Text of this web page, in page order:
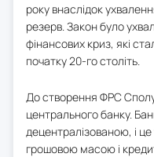
року внаслідок
резерв. Закон було
фінансових криз, які
початку 20-го століть.
До створення ФРС
центрального банку.
децентралізованою, і
грошовою масою і